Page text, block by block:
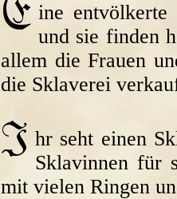
ine
und sie finden
allem die Frauen
die Sklaverei
hr seht einen
Sklavinnen für
mit vielen Ringen